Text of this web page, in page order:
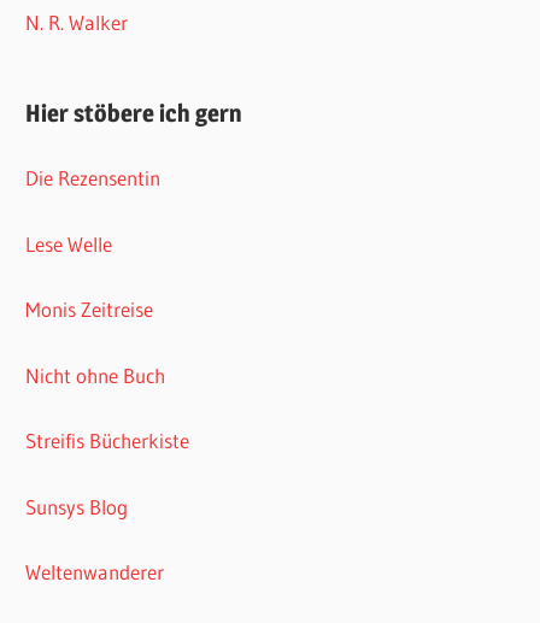
N. R. Walker
Hier stöbere ich gern
Die Rezensentin
Lese Welle
Monis Zeitreise
Nicht ohne Buch
Streifis Bücherkiste
Sunsys Blog
Weltenwanderer